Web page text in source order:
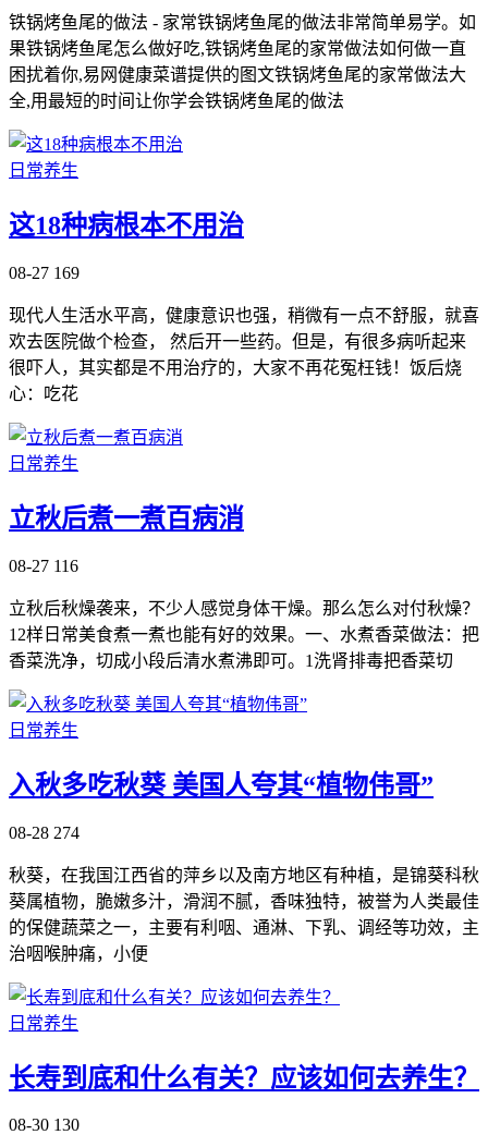
铁锅烤鱼尾的做法 - 家常铁锅烤鱼尾的做法非常简单易学。如
果铁锅烤鱼尾怎么做好吃,铁锅烤鱼尾的家常做法如何做一直
困扰着你,易网健康菜谱提供的图文铁锅烤鱼尾的家常做法大
全,用最短的时间让你学会铁锅烤鱼尾的做法
日常养生
这18种病根本不用治
08-27 169
现代人生活水平高，健康意识也强，稍微有一点不舒服，就喜
欢去医院做个检查， 然后开一些药。但是，有很多病听起来
很吓人，其实都是不用治疗的，大家不再花冤枉钱！饭后烧
心：吃花
日常养生
立秋后煮一煮百病消
08-27 116
立秋后秋燥袭来，不少人感觉身体干燥。那么怎么对付秋燥？
12样日常美食煮一煮也能有好的效果。一、水煮香菜做法：把
香菜洗净，切成小段后清水煮沸即可。1洗肾排毒把香菜切
日常养生
入秋多吃秋葵 美国人夸其“植物伟哥”
08-28 274
秋葵，在我国江西省的萍乡以及南方地区有种植，是锦葵科秋
葵属植物，脆嫩多汁，滑润不腻，香味独特，被誉为人类最佳
的保健蔬菜之一，主要有利咽、通淋、下乳、调经等功效，主
治咽喉肿痛，小便
日常养生
长寿到底和什么有关？应该如何去养生？
08-30 130